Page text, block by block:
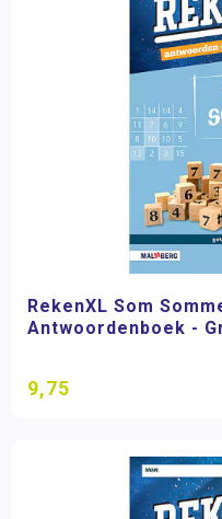
RekenXL Som
Antwoordenboek -
9,75